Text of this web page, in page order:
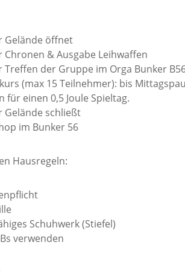
Gelände öffnet
Chronen & Ausgabe Leihwaffen
Treffen der Gruppe im Orga Bunker
(max 15 Teilnehmer): bis
für einen 0,5 Joule Spieltag.
Gelände schließt
im Bunker 56
Hausregeln:
Schuhwerk (Stiefel)
verwenden